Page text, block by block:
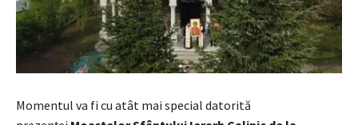
Momentul va fi cu atât mai special datorită